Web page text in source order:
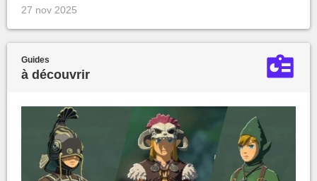
27 nov 2025
Guides
à découvrir